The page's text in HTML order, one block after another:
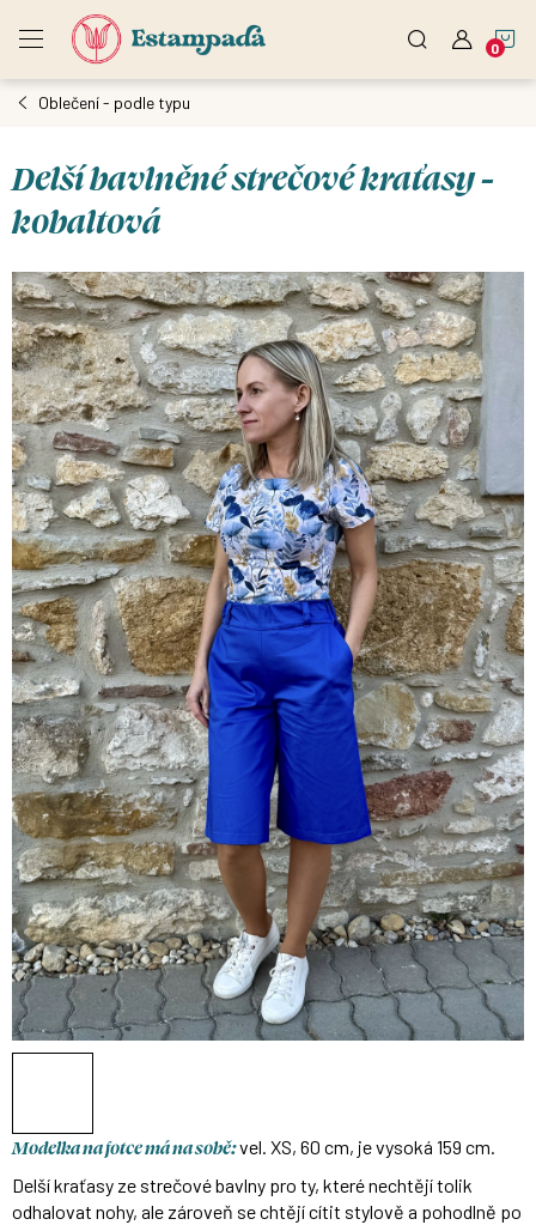
Oblečení - podle typu
Delší bavlněné strečové kraťasy -
kobaltová
Modelka na fotce má na sobě:vel. XS, 60 cm, je vysoká 159 cm.
Delší kraťasy ze strečové bavlny pro ty, které nechtějí tolik
odhalovat nohy, ale zároveň se chtějí cítit stylově a pohodlně po